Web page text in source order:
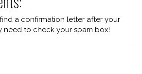
a confirmation letter after your
need to check your spam box!